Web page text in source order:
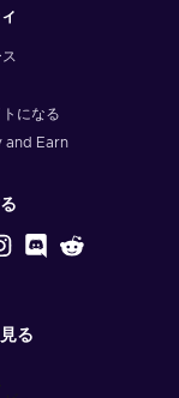
になる
and Earn
る